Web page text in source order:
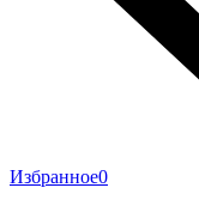
Избранное0